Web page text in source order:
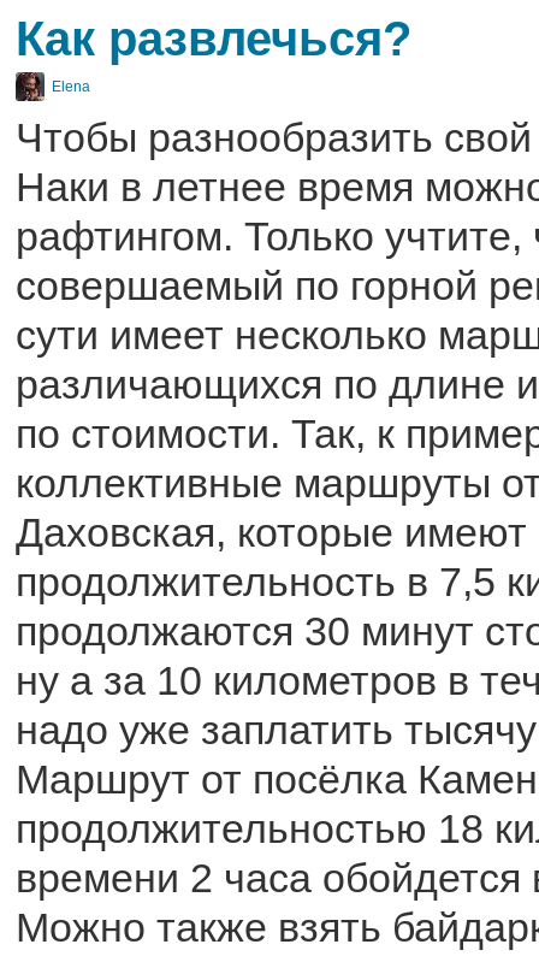
Как развлечься?
Elena
Чтобы разнообразить
Наки в летнее время
рафтингом. Только учтите,
совершаемый по горной
сути имеет несколько
различающихся по длине
по стоимости. Так, к
коллективные маршруты
Даховская, которые имеют
продолжительность в 7,5
продолжаются 30 минут
ну а за 10 километров в
надо уже заплатить
Маршрут от посёлка
продолжительностью 18
времени 2 часа обойдется
Можно также взять